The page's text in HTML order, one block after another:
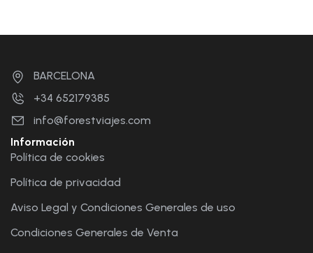
BARCELONA
+34 652179385
info@forestviajes.com
Información
Política de cookies
Política de privacidad
Aviso Legal y Condiciones Generales de uso
Condiciones Generales de Venta